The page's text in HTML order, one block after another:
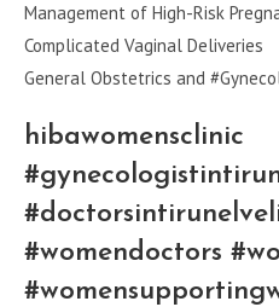
Management of High-Risk
Complicated Vaginal Deliveries
General Obstetrics and
hibawomensclinic
#womendoctors